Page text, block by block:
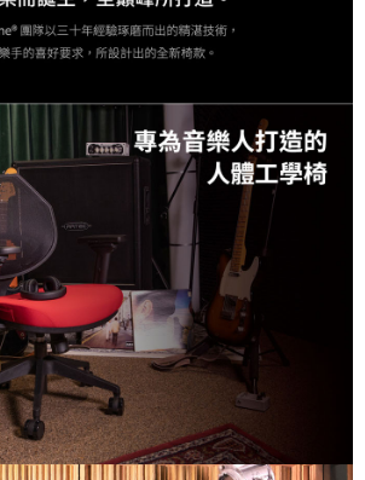
圍內提供個人資料，並將交易相關給付款項請求債
限公司。
先徵得法定代理人或監護人之同意方可使用
若未經同意申辦者引起之損失，本公司不負相關責
付」時，將依據個別帳號之用戶狀況，依本公司即
度；若仍有額度不足之情形，本公司將視審查結果
號或使用他人資訊註冊。若發現惡意使用之情形，
有權停止該用戶之使用額度並採取法律行動。